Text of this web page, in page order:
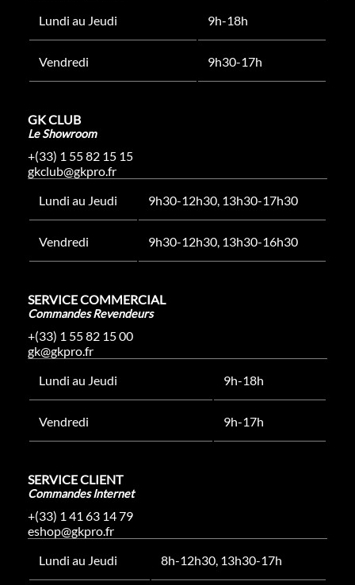
Lundi au Jeudi
9h-18h
Vendredi 9h30-17h
GK CLUB
Le Showroom
+(33) 1 55 82 15 15
gkclub@gkpro.fr
Lundi au Jeudi
9h30-12h30, 13h30-17h30
Vendredi 9h30-12h30, 13h30-16h30
SERVICE COMMERCIAL
Commandes Revendeurs
+(33) 1 55 82 15 00
gk@gkpro.fr
Lundi au Jeudi
9h-18h
Vendredi 9h-17h
SERVICE CLIENT
Commandes Internet
+(33) 1 41 63 14 79
eshop@gkpro.fr
Lundi au Jeudi
8h-12h30, 13h30-17h